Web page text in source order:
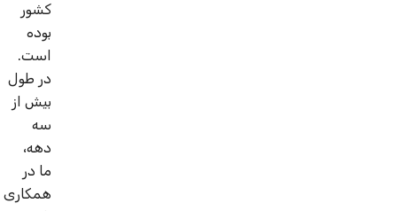
کشور
بوده
است.
در طول
بیش از
سه
دهه،
ما در
همکاری